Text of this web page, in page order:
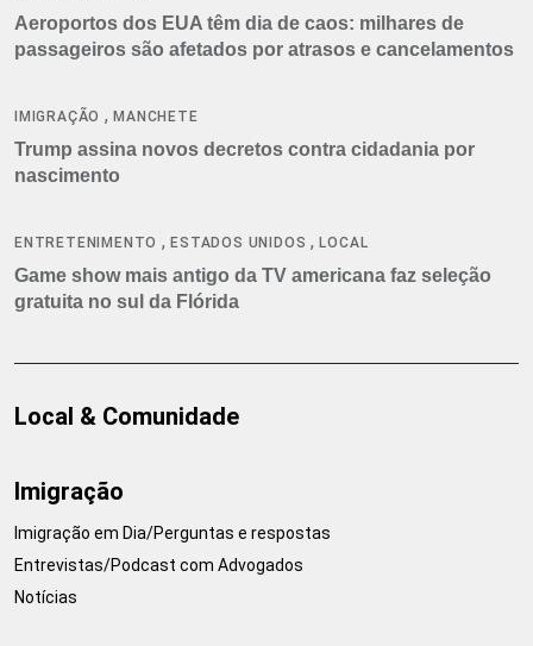
Aeroportos dos EUA têm dia de caos: milhares de
passageiros são afetados por atrasos e cancelamentos
IMIGRAÇÃO ,MANCHETE
Trump assina novos decretos contra cidadania por
nascimento
ENTRETENIMENTO ,ESTADOS UNIDOS ,LOCAL
Game show mais antigo da TV americana faz seleção
gratuita no sul da Flórida
Local & Comunidade
Imigração
Imigração em Dia/Perguntas e respostas
Entrevistas/Podcast com Advogados
Notícias